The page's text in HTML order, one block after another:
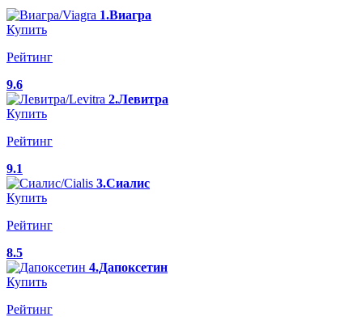
1.Виагра
Купить
Рейтинг
9.6
2.Левитра
Купить
Рейтинг
9.1
3.Сиалис
Купить
Рейтинг
8.5
4.Дапоксетин
Купить
Рейтинг